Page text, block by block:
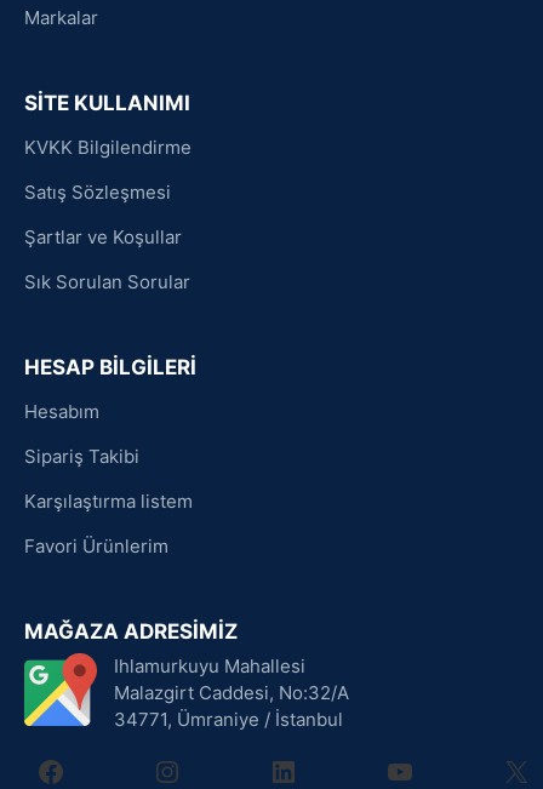
Markalar
SİTE KULLANIMI
KVKK Bilgilendirme
Satış Sözleşmesi
Şartlar ve Koşullar
Sık Sorulan Sorular
HESAP BİLGİLERİ
Hesabım
Sipariş Takibi
Karşılaştırma listem
Favori Ürünlerim
MAĞAZA ADRESİMİZ
Ihlamurkuyu Mahallesi
Malazgirt Caddesi, No:32/A
34771, Ümraniye / İstanbul
facebookinstagramlinkedin youtube X